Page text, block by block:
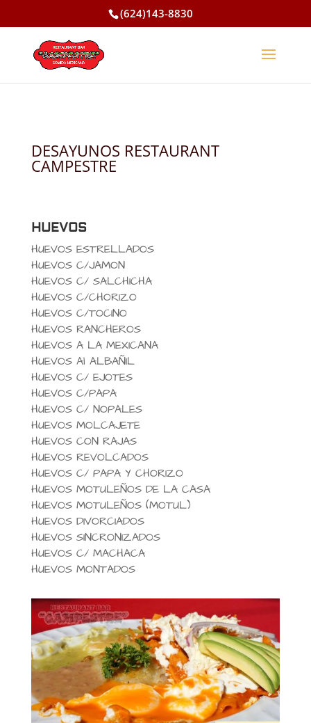
(624)143-8830
DESAYUNOS RESTAURANT
CAMPESTRE
HUEVOS
HUEVOS ESTRELLADOS
HUEVOS C/JAMON
HUEVOS C/ SALCHICHA
HUEVOS C/CHORIZO
HUEVOS C/TOCINO
HUEVOS RANCHEROS
HUEVOS A LA MEXICANA
HUEVOS Al ALBAÑIL
HUEVOS C/ EJOTES
HUEVOS C/PAPA
HUEVOS C/ NOPALES
HUEVOS MOLCAJETE
HUEVOS CON RAJAS
HUEVOS REVOLCADOS
HUEVOS C/ PAPA Y CHORIZO
HUEVOS MOTULEÑOS DE LA CASA
HUEVOS MOTULEÑOS (MOTUL)
HUEVOS DIVORCIADOS
HUEVOS SINCRONIZADOS
HUEVOS C/ MACHACA
HUEVOS MONTADOS